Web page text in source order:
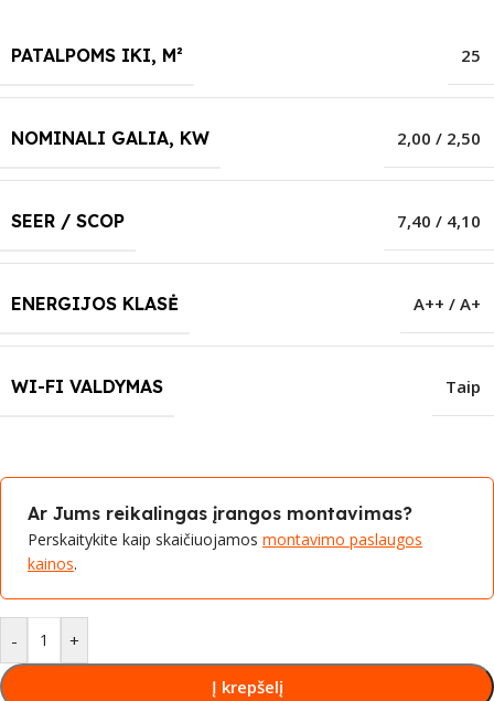
PATALPOMS IKI, M² 25
NOMINALI GALIA, KW 2,00 / 2,50
SEER / SCOP 7,40 / 4,10
ENERGIJOS KLASĖ A++ / A+
WI-FI VALDYMAS Taip
Ar Jums reikalingas įrangos montavimas?
Perskaitykite kaip skaičiuojamos montavimo paslaugos
kainos.
- +
Į krepšelį